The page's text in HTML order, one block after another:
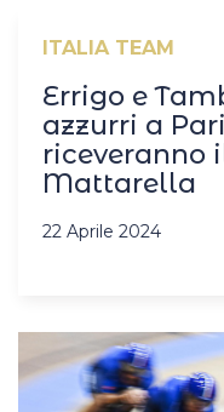
ITALIA TEAM
Errigo e
azzurri a
riceveranno
Mattarella
22 Aprile 2024